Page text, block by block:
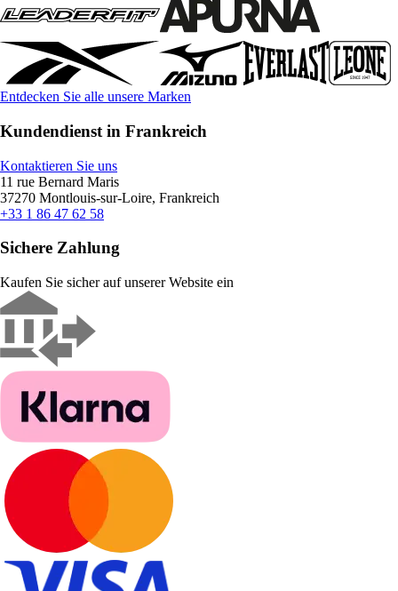
Entdecken Sie alle unsere Marken
Kundendienst in Frankreich
Kontaktieren Sie uns
11 rue Bernard Maris
37270 Montlouis-sur-Loire, Frankreich
+33 1 86 47 62 58
Sichere Zahlung
Kaufen Sie sicher auf unserer Website ein